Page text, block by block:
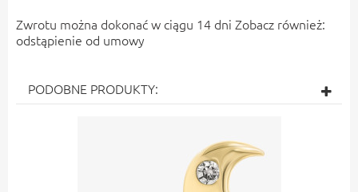
Zwrotu można dokonać w ciągu 14 dni Zobacz również:
odstąpienie od umowy
PODOBNE PRODUKTY: